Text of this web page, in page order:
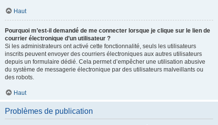
Haut
Pourquoi m’est-il demandé de me connecter lorsque je clique sur le lien de
courrier électronique d’un utilisateur ?
Si les administrateurs ont activé cette fonctionnalité, seuls les utilisateurs
inscrits peuvent envoyer des courriers électroniques aux autres utilisateurs
depuis un formulaire dédié. Cela permet d’empêcher une utilisation abusive
du système de messagerie électronique par des utilisateurs malveillants ou
des robots.
Haut
Problèmes de publication